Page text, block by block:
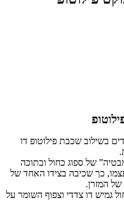
בשילוב שכבת פילוטופ דו
של ספוג כחול ובתוכה
כך שכיבה בצידו האחד של
המזרן.
גמיש דו צדדי וצפוף השומר על